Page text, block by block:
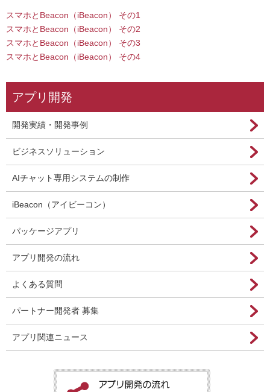
スマホとBeacon（iBeacon） その1
スマホとBeacon（iBeacon） その2
スマホとBeacon（iBeacon） その3
スマホとBeacon（iBeacon） その4
アプリ開発
開発実績・開発事例
ビジネスソリューション
AIチャット専用システムの制作
iBeacon（アイビーコン）
パッケージアプリ
アプリ開発の流れ
よくある質問
パートナー開発者 募集
アプリ関連ニュース